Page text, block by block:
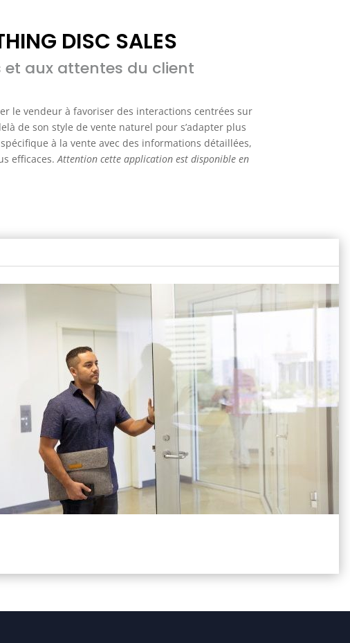
DISC SALES
et aux attentes du client
le vendeur à favoriser des interactions centrées sur
de son style de vente naturel pour s’adapter plus
à la vente avec des informations détaillées,
efficaces.Attention cette application est disponible en